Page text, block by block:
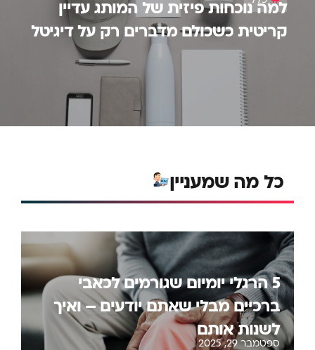
למה נוכחות פיזית של המותג עדיין
קריטית כשכולם מדברים רק על דיגיטל
כל מה שמעניין
5 הרגלי יומיום שגורמים לכאבי
ברכיים מבלי שאתם יודעים – ואיך
לשנות אותם
ספטמבר 29, 2025